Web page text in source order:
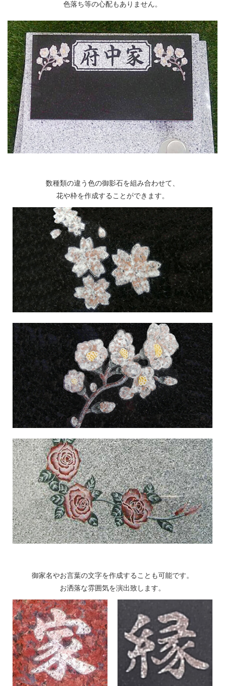
色落ち等の心配もありません。
数種類の違う色の御影石を組み合わせて、
花や枠を作成することができます。
御家名やお言葉の文字を作成することも可能です。
お洒落な雰囲気を演出致します。